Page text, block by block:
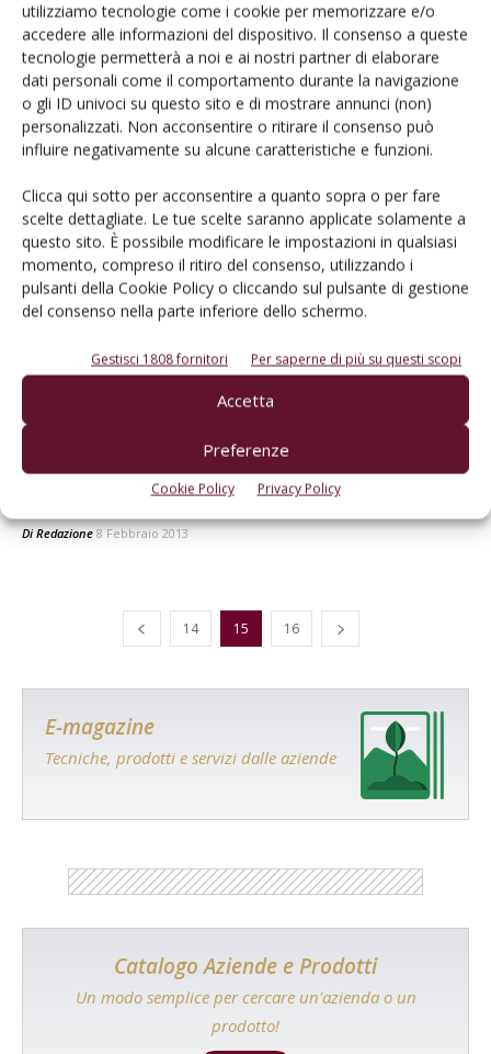
utilizziamo tecnologie come i cookie per memorizzare e/o
accedere alle informazioni del dispositivo. Il consenso a queste
tecnologie permetterà a noi e ai nostri partner di elaborare
dati personali come il comportamento durante la navigazione
o gli ID univoci su questo sito e di mostrare annunci (non)
personalizzati. Non acconsentire o ritirare il consenso può
influire negativamente su alcune caratteristiche e funzioni.
Clicca qui sotto per acconsentire a quanto sopra o per fare
scelte dettagliate. Le tue scelte saranno applicate solamente a
questo sito. È possibile modificare le impostazioni in qualsiasi
momento, compreso il ritiro del consenso, utilizzando i
pulsanti della Cookie Policy o cliccando sul pulsante di gestione
del consenso nella parte inferiore dello schermo.
Gestisci 1808 fornitori Per saperne di più su questi scopi
Accetta
Preferenze
Cookie Policy Privacy Policy
MERCATO
Vinicola Serena alla conquista della
Polonia
Cresce l'export dei vini toscani verso la
DiRedazione 8 Febbraio 2013
14 15 16
E-magazine
Tecniche, prodotti e servizi dalle aziende
Catalogo Aziende e Prodotti
Un modo semplice per cercare un'azienda o un
prodotto!